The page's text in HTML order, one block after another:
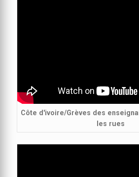
Côte d'ivoire/Grèves des
les rues